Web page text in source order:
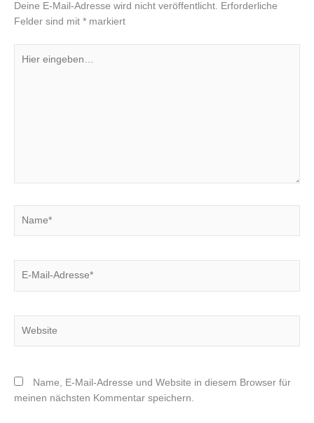
Deine E-Mail-Adresse wird nicht veröffentlicht. Erforderliche
Felder sind mit * markiert
eingeben…
Name, E-Mail-Adresse und Website in diesem Browser für
meinen nächsten Kommentar speichern.